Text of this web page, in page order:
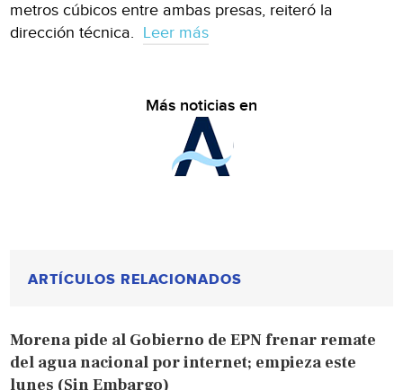
metros cúbicos entre ambas presas, reiteró la
dirección técnica. Leer más
Más noticias en
ARTÍCULOS RELACIONADOS
Morena pide al Gobierno de EPN frenar remate
del agua nacional por internet; empieza este
lunes (Sin Embargo)